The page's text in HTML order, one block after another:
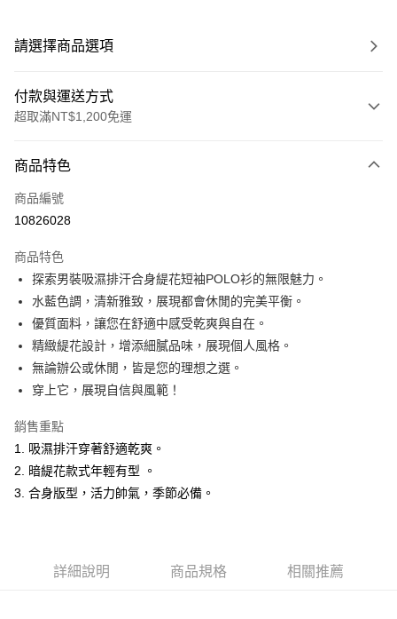
請選擇商品選項
付款與運送方式
超取滿NT$1,200免運
信用卡一次付款
超商取貨付款
Apple Pay
悠遊付
Google Pay
ATM付款
全家取貨付款
每筆NT$60，滿NT$1,200(含以上)免運費
付款後全家取貨
商品特色
商品編號
10826028
商品特色
探索男裝吸濕排汗合身緹花短袖POLO衫的無限魅力。
水藍色調，清新雅致，展現都會休閒的完美平衡。
優質面料，讓您在舒適中感受乾爽與自在。
精緻緹花設計，增添細膩品味，展現個人風格。
無論辦公或休閒，皆是您的理想之選。
穿上它，展現自信與風範！
銷售重點
1. 吸濕排汗穿著舒適乾爽。
2. 暗緹花款式年輕有型 。
3. 合身版型，活力帥氣，季節必備。
詳細說明 商品規格 相關推薦